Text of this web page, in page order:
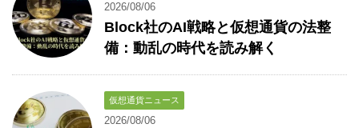
2026/08/06
Block社のAI戦略と仮想通貨の法整
備：動乱の時代を読み解く
仮想通貨ニュース
2026/08/06